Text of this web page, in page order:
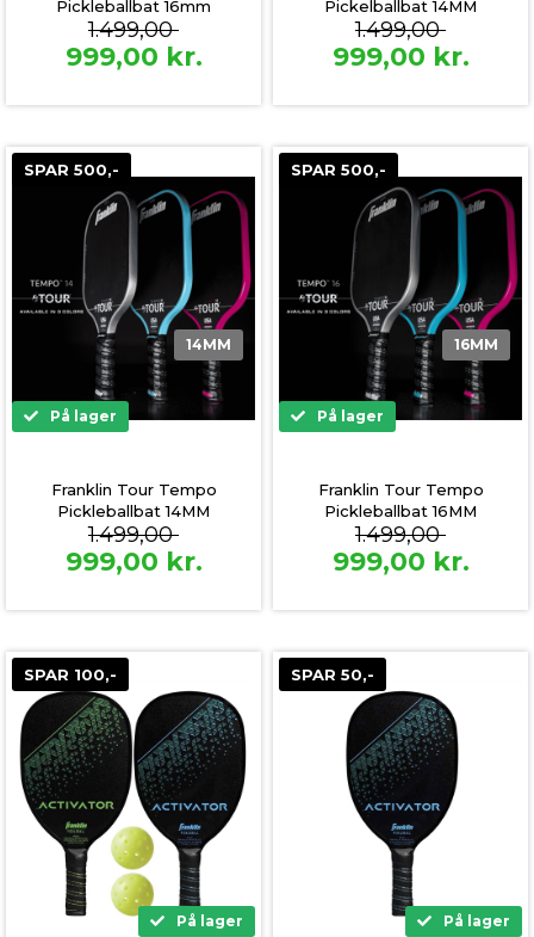
Pickleballbat 16mm
1.499,00
999,00 kr.
Pickelballbat 14MM
1.499,00
999,00 kr.
SPAR 500,-
14MM
På lager
Franklin Tour Tempo
Pickleballbat 14MM
1.499,00
999,00 kr.
SPAR 500,-
16MM
På lager
Franklin Tour Tempo
Pickleballbat 16MM
1.499,00
999,00 kr.
SPAR 100,-
På lager
SPAR 50,-
På lager